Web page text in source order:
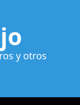
y otros